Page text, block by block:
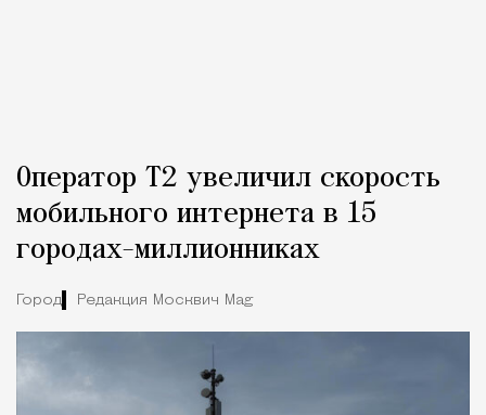
Оператор Т2 увеличил скорость
мобильного интернета в 15
городах-миллионниках
Город Редакция Москвич Mag